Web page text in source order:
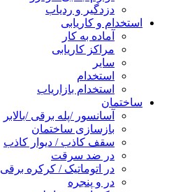
دزدگیر و ردیاب
استخدام و کاریابی
آماده به کار
مراکز کاریابی
سایر
استخدام
استخدام بازاریاب
ساختمان
آسانسور /پله برقی /بالابر
بازسازی ساختمان
سقف کاذب / دیوار کاذب
در ضد سرقت
در اتوماتیک / کرکره برقی
در و پنجره